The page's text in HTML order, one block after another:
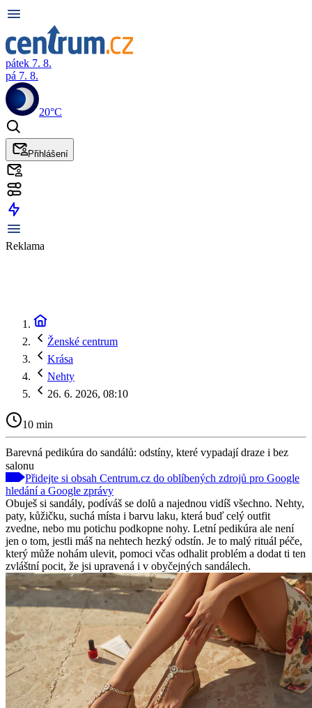
pátek 7. 8.
pá 7. 8.
20°C
Přihlášení
Reklama
Ženské centrum
Krása
Nehty
26. 6. 2026, 08:10
10 min
Barevná pedikúra do sandálů: odstíny, které vypadají draze i bez
salonu
Přidejte si obsah Centrum.cz do oblíbených zdrojů pro Google
hledání a Google zprávy
Obuješ si sandály, podíváš se dolů a najednou vidíš všechno. Nehty,
paty, kůžičku, suchá místa i barvu laku, která buď celý outfit
zvedne, nebo mu potichu podkopne nohy. Letní pedikúra ale není
jen o tom, jestli máš na nehtech hezký odstín. Je to malý rituál péče,
který může nohám ulevit, pomoci včas odhalit problém a dodat ti ten
zvláštní pocit, že jsi upravená i v obyčejných sandálech.